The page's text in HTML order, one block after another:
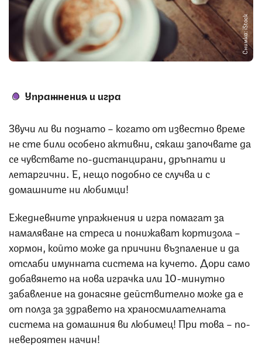
Снимка: iStock
Упражнения и игра
Звучи ли ви познато – когато от известно време
не сте били особено активни, сякаш започвате да
се чувствате по-дистанцирани, дръпнати и
летаргични. Е, нещо подобно се случва и с
домашните ни любимци!
Ежедневните упражнения и игра помагат за
намаляване на стреса и понижават кортизола –
хормон, който може да причини възпаление и да
отслаби имунната система на кучето. Дори само
добавянето на нова играчка или 10-минутно
забавление на донасяне действително може да е
от полза за здравето на храносмилателната
система на домашния ви любимец! При това – по-
невероятен начин!